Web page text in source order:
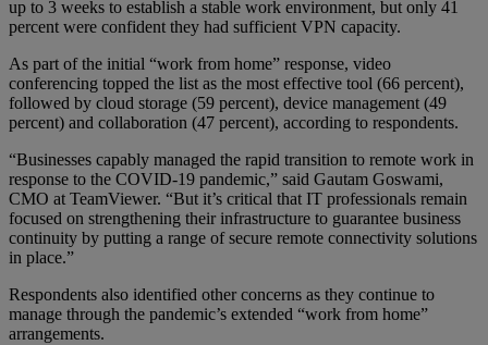
up to 3 weeks to establish a stable work environment, but only 41
percent were confident they had sufficient VPN capacity.
As part of the initial “work from home” response, video
conferencing topped the list as the most effective tool (66 percent),
followed by cloud storage (59 percent), device management (49
percent) and collaboration (47 percent), according to respondents.
“Businesses capably managed the rapid transition to remote work in
response to the COVID-19 pandemic,” said Gautam Goswami,
CMO at TeamViewer. “But it’s critical that IT professionals remain
focused on strengthening their infrastructure to guarantee business
continuity by putting a range of secure remote connectivity solutions
in place.”
Respondents also identified other concerns as they continue to
manage through the pandemic’s extended “work from home”
arrangements.